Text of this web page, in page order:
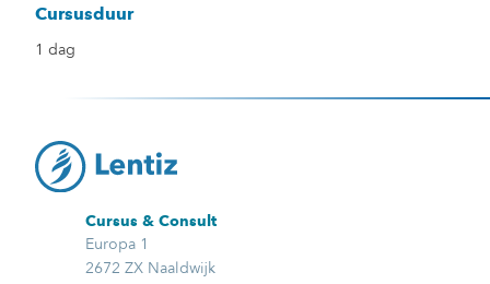
Cursusduur
1 dag
Cursus & Consult
Europa 1
2672 ZX Naaldwijk